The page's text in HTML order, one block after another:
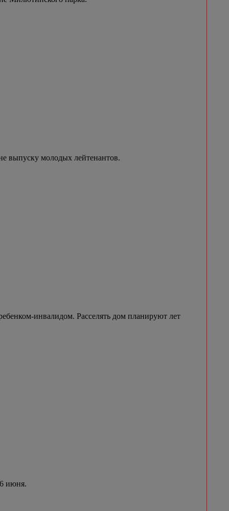
выпуску молодых лейтенантов.
инвалидом. Расселять дом планируют лет
июня.